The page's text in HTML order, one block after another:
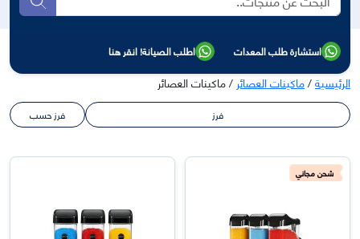
بحث
استشارة طلب المعدات اطلب الصيانة! انقر هنا
الرئيسية/ماكينات العصائر / ماكينات العصائر
فرز فرز حسب
شحن مجاني